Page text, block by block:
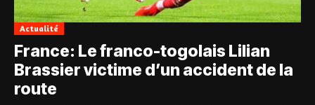
Actualité
France: Le franco-togolais Lilian
Brassier victime d’un accident de la
route